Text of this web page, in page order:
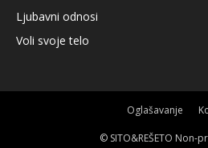
Ljubavni odnosi
Voli svoje telo
Oglašavanje
© SITO&REŠETO Non-